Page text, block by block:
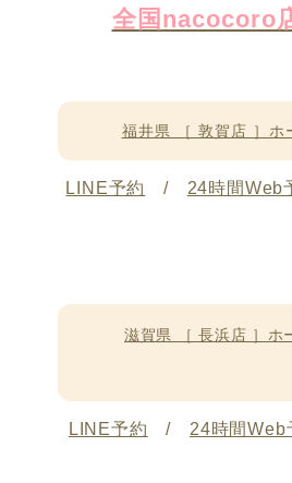
全国nacocoro
福井県 ［ 敦賀店 ］ホ
LINE予約 / 24時間Web
滋賀県 ［ 長浜店 ］ホ
LINE予約 / 24時間Web